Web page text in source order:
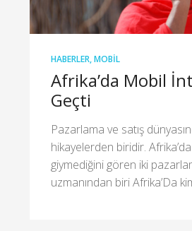
HABERLER,MOBIL
Afrika’da Mobil
Geçti
Pazarlama ve satış
hikayelerden biridir.
giymediğini gören iki
uzmanından biri Afrika’Da